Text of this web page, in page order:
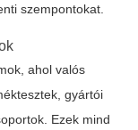
szempontokat.
ahol valós
gyártói
Ezek mind